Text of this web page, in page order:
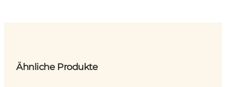
Ähnliche Produkte